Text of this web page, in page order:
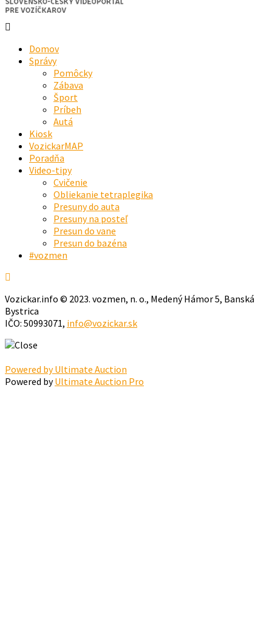
Domov
Správy
Pomôcky
Zábava
Šport
Príbeh
Autá
Kiosk
VozickarMAP
Poradňa
Video-tipy
Cvičenie
Obliekanie tetraplegika
Presuny do auta
Presuny na posteľ
Presun do vane
Presun do bazéna
#vozmen
Vozickar.info © 2023. vozmen, n. o., Medený Hámor 5, Banská
Bystrica
IČO: 50993071, info@vozickar.sk
Powered by Ultimate Auction
Powered byUltimate Auction Pro